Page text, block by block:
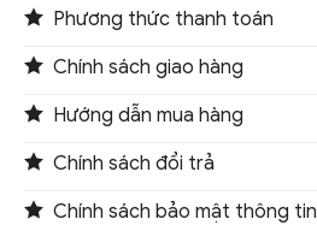
Phương thức thanh toán
Chính sách giao hàng
Hướng dẫn mua hàng
Chính sách đổi trả
Chính sách bảo mật thông tin